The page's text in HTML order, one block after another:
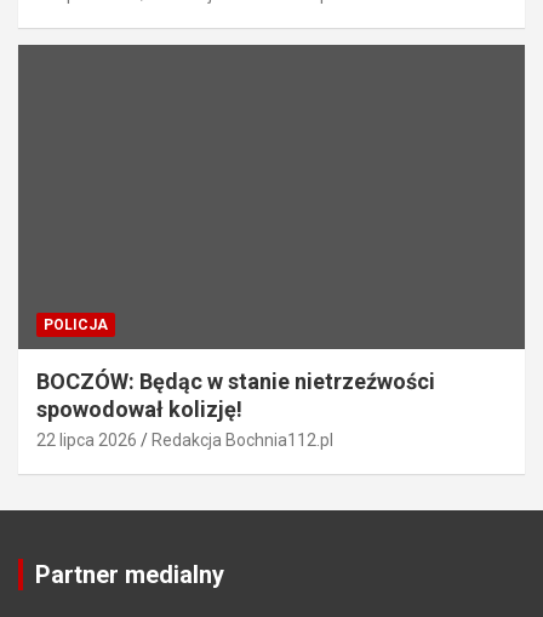
POLICJA
BOCZÓW: Będąc w stanie nietrzeźwości
spowodował kolizję!
22 lipca 2026 Redakcja Bochnia112.pl
Partner medialny